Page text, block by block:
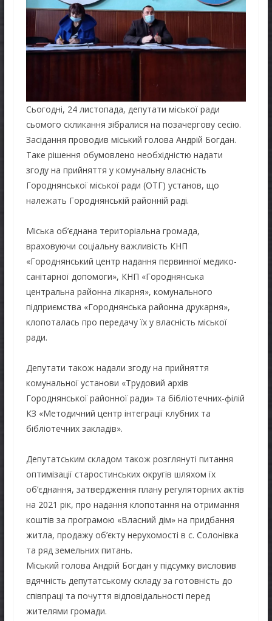
Сьогодні, 24 листопада, депутати міської ради
сьомого скликання зібралися на позачергову сесію.
Засідання проводив міський голова Андрій Богдан.
Таке рішення обумовлено необхідністю надати
згоду на прийняття у комунальну власність
Городнянської міської ради (ОТГ) установ, що
належать Городнянській районній раді.
Міська об’єднана територіальна громада,
враховуючи соціальну важливість КНП
«Городнянський центр надання первинної медико-
санітарної допомоги», КНП «Городнянська
центральна районна лікарня», комунального
підприємства «Городнянська районна друкарня»,
клопоталась про передачу їх у власність міської
ради.
Депутати також надали згоду на прийняття
комунальної установи «Трудовий архів
Городнянської районної ради» та бібліотечних-філій
КЗ «Методичний центр інтеграції клубних та
бібліотечних закладів».
Депутатським складом також розглянуті питання
оптимізації старостинських округів шляхом їх
об’єднання, затвердження плану регуляторних актів
на 2021 рік, про надання клопотання на отримання
коштів за програмою «Власний дім» на придбання
житла, продажу об’єкту нерухомості в с. Солонівка
та ряд земельних питань.
Міський голова Андрій Богдан у підсумку висловив
вдячність депутатському складу за готовність до
співпраці та почуття відповідальності перед
жителями громади.